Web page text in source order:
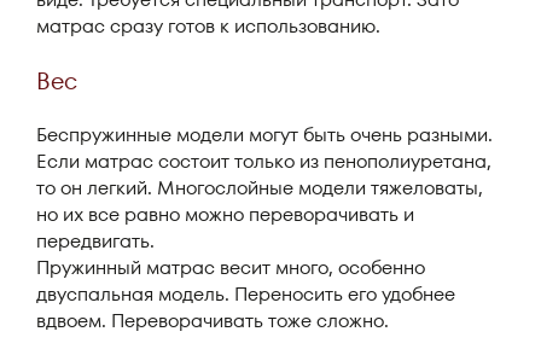
матрас сразу готов к использованию.
Вес
Беспружинные модели могут быть очень разными.
Если матрас состоит только из пенополиуретана,
то он легкий. Многослойные модели тяжеловаты,
но их все равно можно переворачивать и
передвигать.
Пружинный матрас весит много, особенно
двуспальная модель. Переносить его удобнее
вдвоем. Переворачивать тоже сложно.